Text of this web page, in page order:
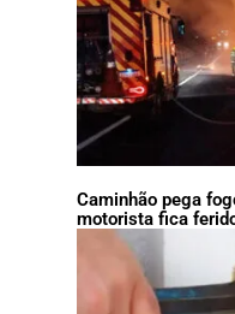
Caminhão pega
motorista fica